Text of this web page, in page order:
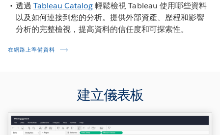
透過Tableau Catalog輕鬆檢視 Tableau 使用哪些資料
以及如何連接到您的分析。提供外部資產、歷程和影響
分析的完整檢視，提高資料的信任度和可探索性。
在網路上準備資料
建立儀表板